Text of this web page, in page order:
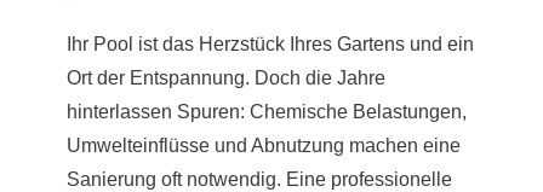
Ihr Pool ist das Herzstück Ihres Gartens und ein
Ort der Entspannung. Doch die Jahre
hinterlassen Spuren: Chemische Belastungen,
Umwelteinflüsse und Abnutzung machen eine
Sanierung oft notwendig. Eine professionelle